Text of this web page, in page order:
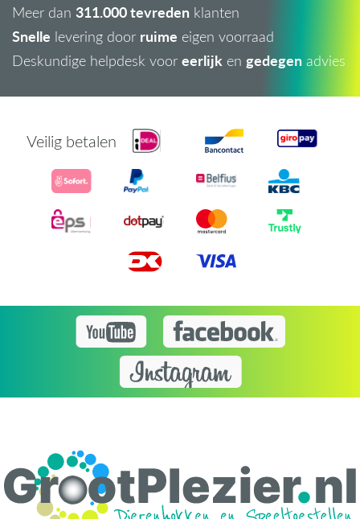
Meer dan 311.000 tevreden klanten
Snelle levering door ruime eigen voorraad
Deskundige helpdesk voor eerlijk en gedegen advies
Veilig betalen